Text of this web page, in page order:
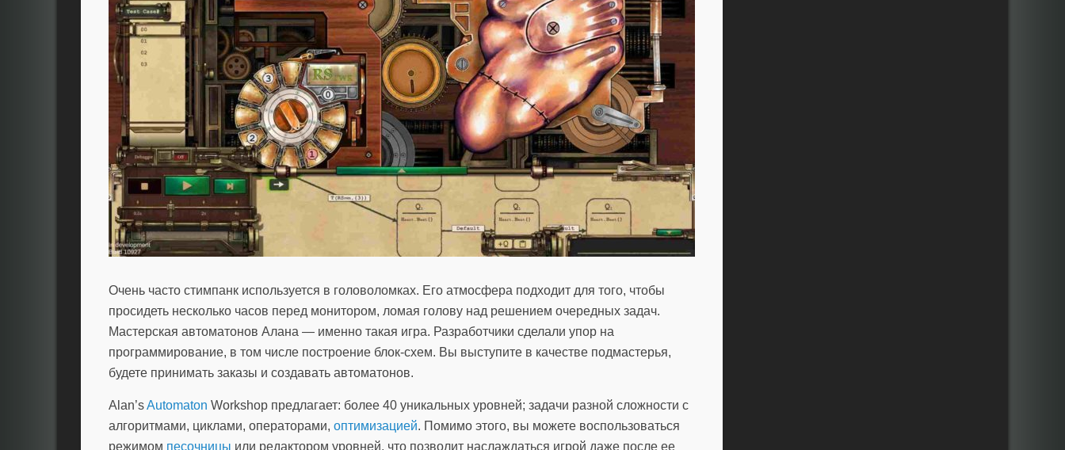
Очень часто стимпанк используется в головоломках. Его атмосфера подходит для того, чтобы
просидеть несколько часов перед монитором, ломая голову над решением очередных задач.
Мастерская автоматонов Алана — именно такая игра. Разработчики сделали упор на
программирование, в том числе построение блок-схем. Вы выступите в качестве подмастерья,
будете принимать заказы и создавать автоматонов.
Alan’sAutomaton Workshop предлагает: более 40 уникальных уровней; задачи разной сложности с
алгоритмами, циклами, операторами, оптимизацией. Помимо этого, вы можете воспользоваться
режимом песочницы или редактором уровней, что позволит наслаждаться игрой даже после ее